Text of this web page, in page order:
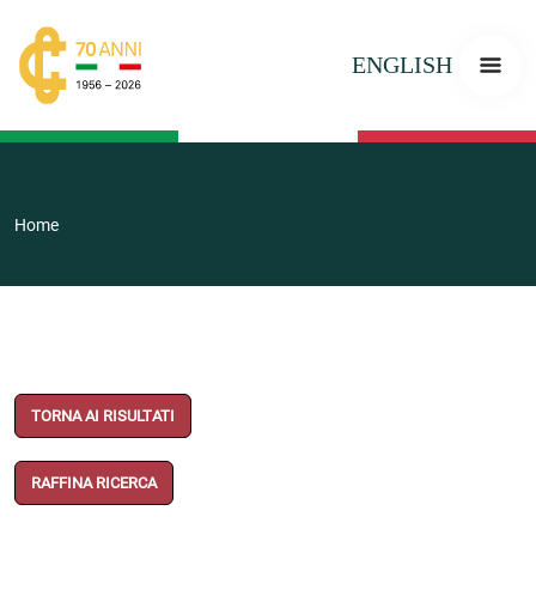
ENGLISH
Home
TORNA AI RISULTATI
RAFFINA RICERCA